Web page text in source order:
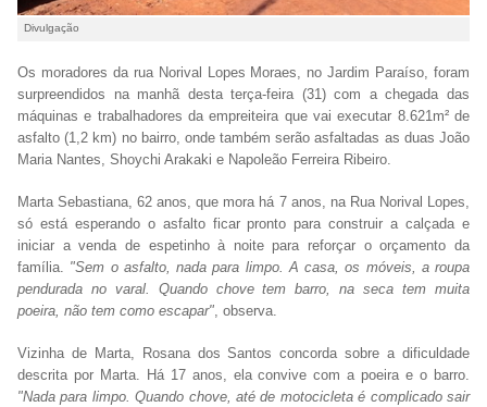
Divulgação
Os moradores da rua Norival Lopes Moraes, no Jardim Paraíso, foram
surpreendidos na manhã desta terça-feira (31) com a chegada das
máquinas e trabalhadores da empreiteira que vai executar 8.621m² de
asfalto (1,2 km) no bairro, onde também serão asfaltadas as duas João
Maria Nantes, Shoychi Arakaki e Napoleão Ferreira Ribeiro.
Marta Sebastiana, 62 anos, que mora há 7 anos, na Rua Norival Lopes,
só está esperando o asfalto ficar pronto para construir a calçada e
iniciar a venda de espetinho à noite para reforçar o orçamento da
família. "Sem o asfalto, nada para limpo. A casa, os móveis, a roupa
pendurada no varal. Quando chove tem barro, na seca tem muita
poeira, não tem como escapar" , observa.
Vizinha de Marta, Rosana dos Santos concorda sobre a dificuldade
descrita por Marta. Há 17 anos, ela convive com a poeira e o barro.
"Nada para limpo. Quando chove, até de motocicleta é complicado sair